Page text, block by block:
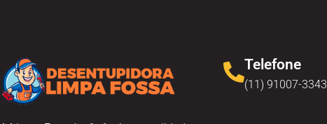
Telefone
(11) 91007-3343